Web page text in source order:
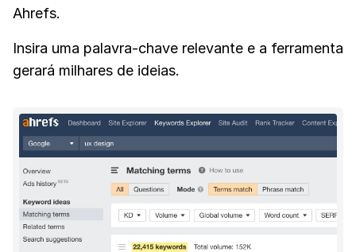
Ahrefs.
Insira uma palavra-chave relevante e a ferramenta
gerará milhares de ideias.